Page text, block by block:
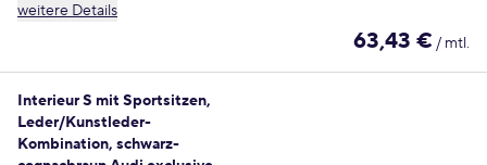
weitere Details
63,43 € / mtl.
Interieur S mit Sportsitzen,
Leder/Kunstleder-
Kombination, schwarz-